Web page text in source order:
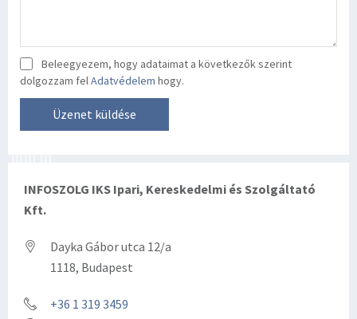
Beleegyezem, hogy adataimat a következők szerint
dolgozzam felAdatvédelem hogy.
INFOSZOLG IKS Ipari, Kereskedelmi és Szolgáltató
Kft.
Dayka Gábor utca 12/a
1118, Budapest
+36 1 319 3459